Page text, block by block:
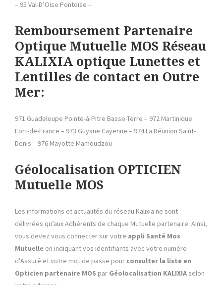
– 95 Val-D’Oise Pontoise –
Remboursement Partenaire
Optique Mutuelle MOS Réseau
KALIXIA optique Lunettes et
Lentilles de contact en Outre
Mer:
971 Guadeloupe Pointe-à-Pitre Basse-Terre – 972 Martinique
Fort-de-France – 973 Guyane Cayenne – 974 La Réunion Saint-
Denis – 976 Mayotte Mamoudzou
Géolocalisation OPTICIEN
Mutuelle MOS
Les informations et actualités du réseau Kalixia ne sont
délivrées qu’aux Adhérents de chaque Mutuelle partenaire. Ainsi,
vous devez vous connecter sur votre appli Santé Mos
Mutuelle en indiquant vos identifiants avec votre numéro
d’Assuré et votre mot de passe pour consulter la liste en
Opticien partenaire MOS par Géolocalisation KALIXIA selon